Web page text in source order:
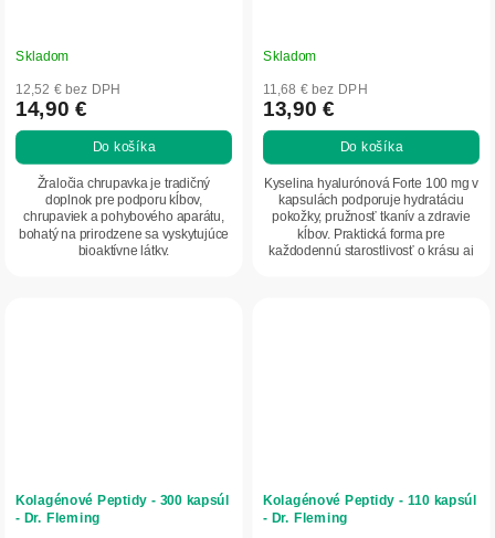
Skladom
12,52 € bez DPH
14,90 €
Do košíka
Žraločia chrupavka je tradičný
doplnok pre podporu kĺbov,
chrupaviek a pohybového aparátu,
bohatý na prirodzene sa vyskytujúce
bioaktívne látky.
Skladom
11,68 € bez DPH
13,90 €
Do košíka
Kyselina hyalurónová Forte 100 mg v
kapsulách podporuje hydratáciu
pokožky, pružnosť tkanív a zdravie
kĺbov. Praktická forma pre
každodennú starostlivosť o krásu aj
Kolagénové Peptidy - 300 kapsúl
- Dr. Fleming
Kolagénové Peptidy - 110 kapsúl
- Dr. Fleming